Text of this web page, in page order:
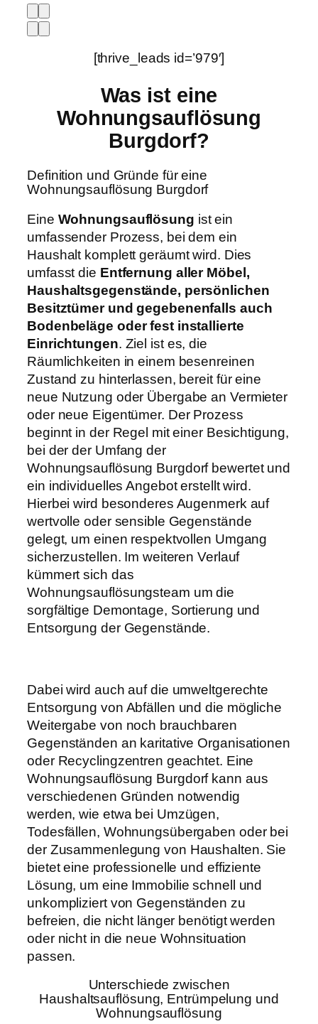
[thrive_leads id=’979′]
Was ist eine
Wohnungsauflösung
Burgdorf?
Definition und Gründe für eine
Wohnungsauflösung Burgdorf
Eine Wohnungsauflösung ist ein
umfassender Prozess, bei dem ein
Haushalt komplett geräumt wird. Dies
umfasst die Entfernung aller Möbel,
Haushaltsgegenstände, persönlichen
Besitztümer und gegebenenfalls auch
Bodenbeläge oder fest installierte
Einrichtungen. Ziel ist es, die
Räumlichkeiten in einem besenreinen
Zustand zu hinterlassen, bereit für eine
neue Nutzung oder Übergabe an Vermieter
oder neue Eigentümer. Der Prozess
beginnt in der Regel mit einer Besichtigung,
bei der der Umfang der
Wohnungsauflösung Burgdorf bewertet und
ein individuelles Angebot erstellt wird.
Hierbei wird besonderes Augenmerk auf
wertvolle oder sensible Gegenstände
gelegt, um einen respektvollen Umgang
sicherzustellen. Im weiteren Verlauf
kümmert sich das
Wohnungsauflösungsteam um die
sorgfältige Demontage, Sortierung und
Entsorgung der Gegenstände.
Dabei wird auch auf die umweltgerechte
Entsorgung von Abfällen und die mögliche
Weitergabe von noch brauchbaren
Gegenständen an karitative Organisationen
oder Recyclingzentren geachtet. Eine
Wohnungsauflösung Burgdorf kann aus
verschiedenen Gründen notwendig
werden, wie etwa bei Umzügen,
Todesfällen, Wohnungsübergaben oder bei
der Zusammenlegung von Haushalten. Sie
bietet eine professionelle und effiziente
Lösung, um eine Immobilie schnell und
unkompliziert von Gegenständen zu
befreien, die nicht länger benötigt werden
oder nicht in die neue Wohnsituation
passen.
Unterschiede zwischen
Haushaltsauflösung, Entrümpelung und
Wohnungsauflösung